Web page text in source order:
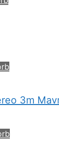
3m